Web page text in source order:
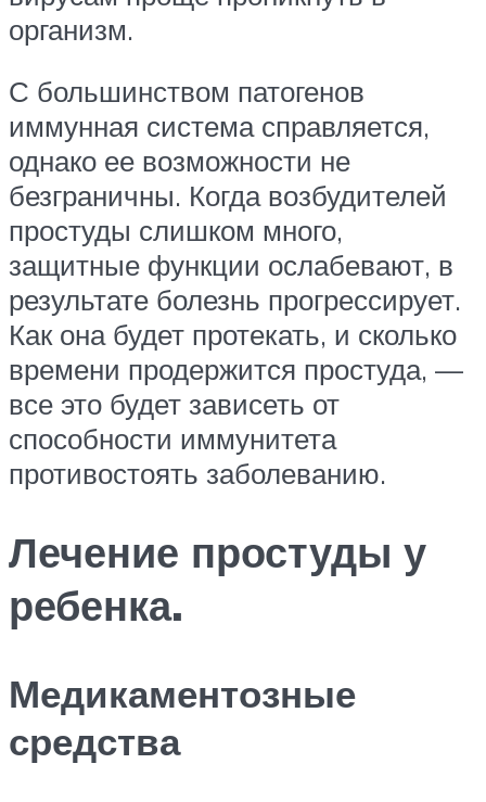
организм.
С большинством патогенов
иммунная система справляется,
однако ее возможности не
безграничны. Когда возбудителей
простуды слишком много,
защитные функции ослабевают, в
результате болезнь прогрессирует.
Как она будет протекать, и сколько
времени продержится простуда, —
все это будет зависеть от
способности иммунитета
противостоять заболеванию.
Лечение простуды у
ребенка.
Медикаментозные
средства